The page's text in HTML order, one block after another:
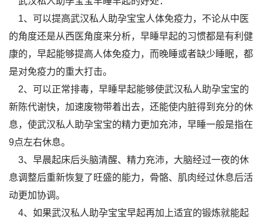
1、可以提高武汉私人助孕宝宝人体免疫力，不论从中医
的角度还是从西医角度来分析，早睡早起的习惯都是有利健
康的，早起能够提高人体免疫力，而晚睡或者缺少睡眠，都
是对免疫力的重大打击。
2、可以正常排毒，早睡早起能够使武汉私人助孕宝宝的
新陈代谢快，加速废物带着出去，还能使内脏得到充分的休
息，使武汉私人助孕宝宝的精力更加充沛，早睡一般是指在
9点左右休息。
3、早晨起床后头脑清醒、精力充沛，大脑经过一夜的休
息调整后重新恢复了旺盛的能力，骨骼、肌肉经过休息后活
动更加协调。
4、如果武汉私人助孕宝宝早起再加上适宜的锻炼就能起